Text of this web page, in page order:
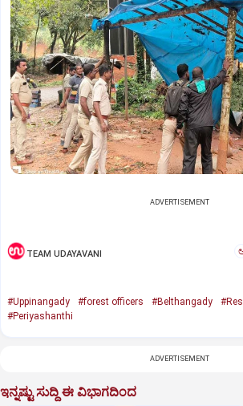
ADVERTISEMENT
TEAM UDAYAVANI
#Uppinangady #forest officers #Belthangady
#Periyashanthi
ADVERTISEMENT
ಇನ್ನಷ್ಟು ಸುದ್ದಿ ಈ ವಿಭಾಗದಿಂದ